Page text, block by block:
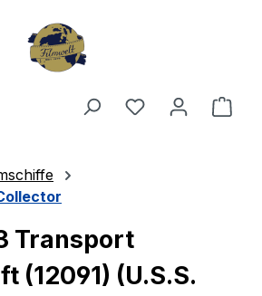
Du hast 0
Transport
(12091) (U.S.S.